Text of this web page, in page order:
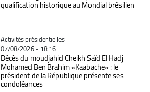
qualification historique au Mondial brésilien
Catégorie
Activités présidentielles
07/08/2026 - 18:16
Décès du moudjahid Cheikh Saïd El Hadj
Mohamed Ben Brahim «Kaabache» : le
président de la République présente ses
condoléances